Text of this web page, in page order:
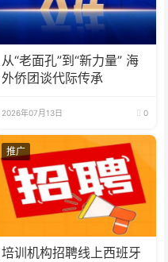
从“老面孔”到“新力量” 海
外侨团谈代际传承
2026年07月13日 0
推广
培训机构招聘线上西班牙